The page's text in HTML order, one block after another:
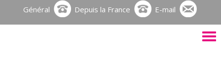
Général Depuis la France E-mail
le